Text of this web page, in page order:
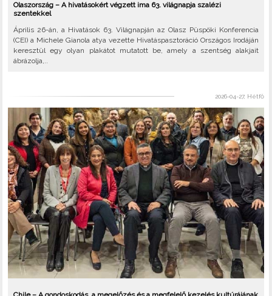
Olaszország – A hivatásokért végzett ima 63. világnapja szalézi
szentekkel
Április 26-án, a Hivatások 63. Világnapján az Olasz Püspöki Konferencia
(CEI) a Michele Gianola atya vezette Hivatáspasztoráció Országos Irodáján
keresztül egy olyan plakátot mutatott be, amely a szentség alakjait
ábrázolja,..
2026-04-27, Hétfő